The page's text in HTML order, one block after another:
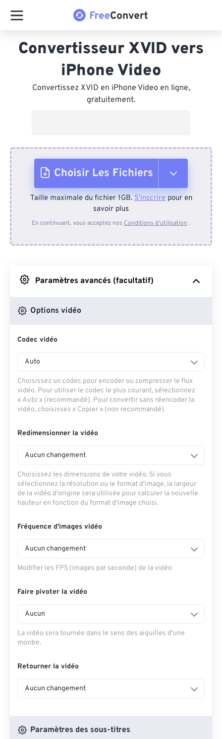
Convertisseur XVID vers
iPhone Video
Convertissez XVID en iPhone Video en ligne,
gratuitement.
Choisir Les Fichiers
Depuis l'appareil
Depuis Google Drive
Depuis OneDrive
Taille maximale du fichier 1GB.S'inscrirepour en
savoir plus
En continuant, vous acceptez nos Conditions d'utilisation .
Paramètres avancés (facultatif)
Options vidéo
Codec vidéo
Auto
Choisissez un codec pour encoder ou compresser le flux
vidéo. Pour utiliser le codec le plus courant, sélectionnez
« Auto » (recommandé). Pour convertir sans réencoder la
vidéo, choisissez « Copier » (non recommandé).
Redimensionner la vidéo
Aucun changement
Choisissez les dimensions de votre vidéo. Si vous
sélectionnez la résolution ou le format d'image, la largeur
de la vidéo d'origine sera utilisée pour calculer la nouvelle
hauteur en fonction du format d'image choisi.
Fréquence d'images vidéo
Aucun changement
Modifier les FPS (images par seconde) de la vidéo
Faire pivoter la vidéo
Aucun
La vidéo sera tournée dans le sens des aiguilles d'une
montre.
Retourner la vidéo
Aucun changement
Paramètres des sous-titres